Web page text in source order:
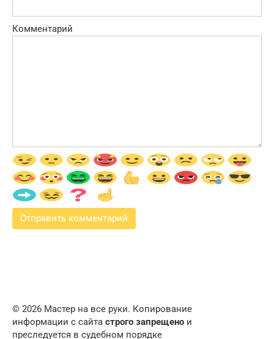
Комментарий
© 2026 Мастер на все руки. Копирование
информации с сайта строго запрещено и
преследуется в судебном порядке